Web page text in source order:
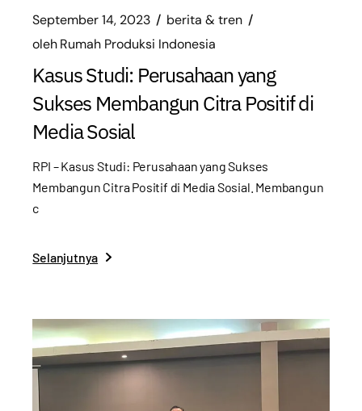
September 14, 2023
berita & tren
olehRumah Produksi Indonesia
Kasus Studi: Perusahaan yang
Sukses Membangun Citra Positif di
Media Sosial
RPI – Kasus Studi: Perusahaan yang Sukses
Membangun Citra Positif di Media Sosial. Membangun
c
Selanjutnya